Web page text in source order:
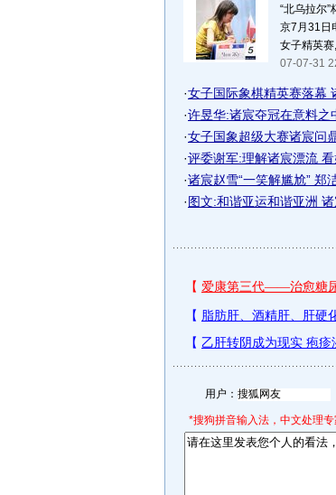
“北乌拉尔
京7月31日
女子精英
07-07-31
·女子国际象棋精英赛落幕
·许昱华:诸宸夺冠在意料之
·女子国象超级大赛诸宸问
·评委谢军:理解诸宸漂流
·诸宸赵雪“一笑解尴尬” 郑
·图文:和谐亚运和谐亚洲
用户：
*搜狗拼音输入法，中文处理